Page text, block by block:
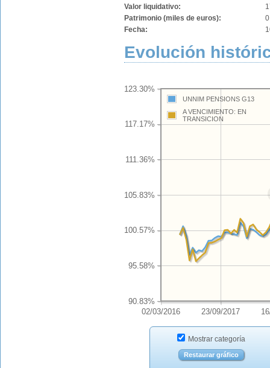
Valor liquidativo:
Patrimonio (miles de euros):
Fecha:
Evolución
02/03/2016 23/09/2017
90.83%
95.58%
100.57%
105.83%
111.36%
117.17%
123.30%
UNNIM PENSIONS G13
A VENCIMIENTO: EN
TRANSICION
Mostrar categoría
Restaurar gráfico